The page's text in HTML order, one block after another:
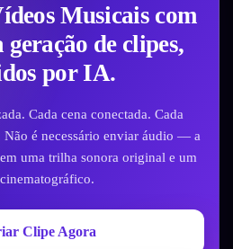
Musicais com
de clipes,
por IA.
Cada cena conectada. Cada
Não é necessário enviar áudio — a
uma trilha sonora original e um
Clipe Agora